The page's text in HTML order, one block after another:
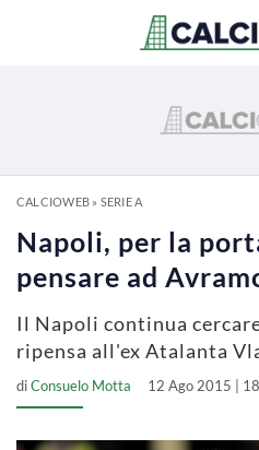
CALCIOWEB» SERIE A
Napoli, per la
pensare ad
Il Napoli continua
ripensa all'ex Atalanta
diConsuelo Motta 12 Ago 2015 |